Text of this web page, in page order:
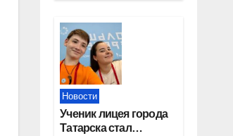
отрасли
Новости
Ученик лицея города
Татарска стал